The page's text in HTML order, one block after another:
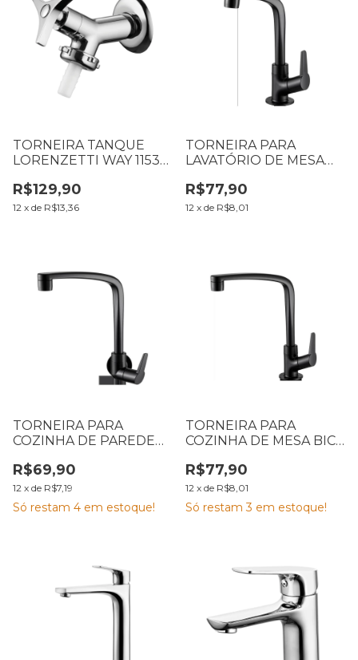
TORNEIRA TANQUE
LORENZETTI WAY 1153
R$129,90
12 x de R$13,36
TORNEIRA PARA
LAVATÓRIO DE MESA
F71 PRETO FOSCO
LORENZETTI
R$77,90
12 x de R$8,01
TORNEIRA PARA
COZINHA DE PAREDE
F71 PRETO FOSCO
LORENZETTI
R$69,90
12 x de R$7,19
Só restam 4 em estoque!
TORNEIRA PARA
COZINHA DE MESA BICA
PRETO FOSCO
LORENZETTI
R$77,90
12 x de R$8,01
Só restam3 em estoque!